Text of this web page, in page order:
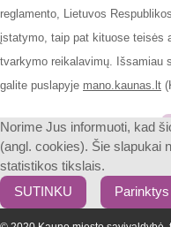
reglamento, Lietuvos
įstatymo, taip pat kituose teisės
tvarkymo reikalavimų. Išsamiau
galite puslapyje mano.kaunas.lt
Norime Jus informuoti, kad
(angl. cookies). Šie slapukai
statistikos tikslais.
SUTINKU
Parinktys